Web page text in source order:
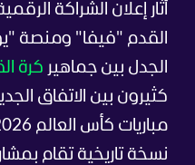
أثار إعلان الشراكة
القدم "فيفا" ومنصة
الجدل بين جماهير كرة
كثيرون بين الاتفاق